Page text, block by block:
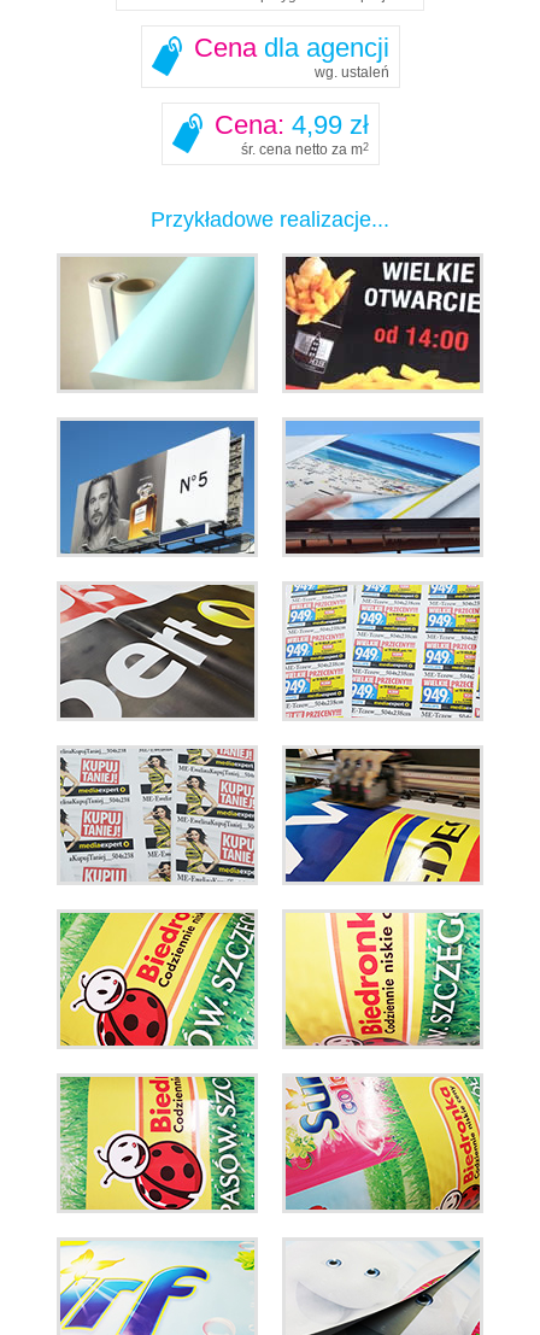
Cena dla agencji
wg. ustaleń
Cena: 4,99 zł
śr. cena netto za m2
Przykładowe realizacje...